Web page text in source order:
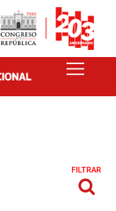
FILTRAR